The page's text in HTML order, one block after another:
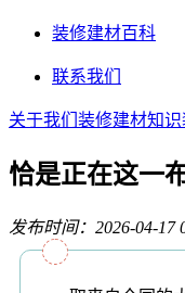
装修建材百科
联系我们
关于我们 装修建材知识
恰是正在这一
发布时间：2026-04-17